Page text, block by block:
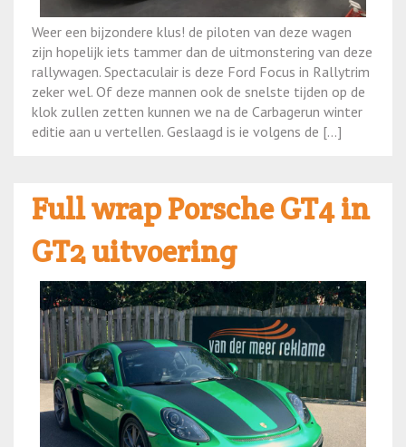
Weer een bijzondere klus! de piloten van deze wagen
zijn hopelijk iets tammer dan de uitmonstering van deze
rallywagen. Spectaculair is deze Ford Focus in Rallytrim
zeker wel. Of deze mannen ook de snelste tijden op de
klok zullen zetten kunnen we na de Carbagerun winter
editie aan u vertellen. Geslaagd is ie volgens de […]
Full wrap Porsche GT4 in
GT2 uitvoering